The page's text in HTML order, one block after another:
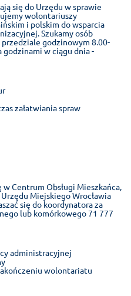
się do Urzędu w sprawie
wolontariuszy
i polskim do wsparcia
Szukamy osób
godzinowym 8.00-
godzinami w ciągu dnia -
załatwiania spraw
Centrum Obsługi Mieszkańca,
Miejskiego Wrocławia
się do koordynatora za
lub komórkowego 71 777
administracyjnej
wolontariatu